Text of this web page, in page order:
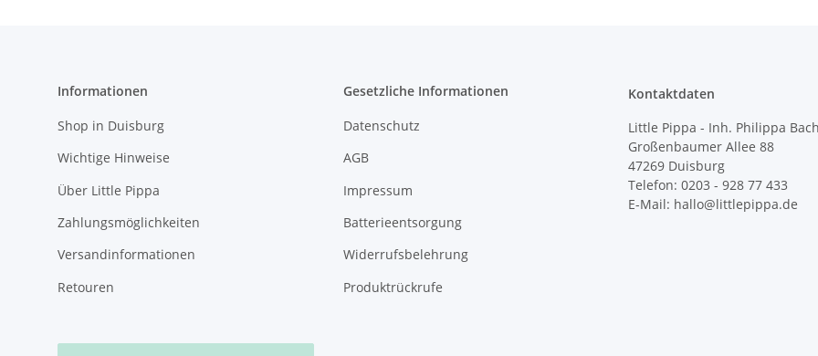
Informationen
Shop in Duisburg
Wichtige Hinweise
Über Little Pippa
Zahlungsmöglichkeiten
Versandinformationen
Retouren
Gesetzliche Informationen
Datenschutz
AGB
Impressum
Batterieentsorgung
Widerrufsbelehrung
Produktrückrufe
Kontaktdaten
Little Pippa - Inh. Philippa
Großenbaumer Allee 88
47269 Duisburg
Telefon: 0203 - 928 77 433
E-Mail: hallo@littlepippa.de